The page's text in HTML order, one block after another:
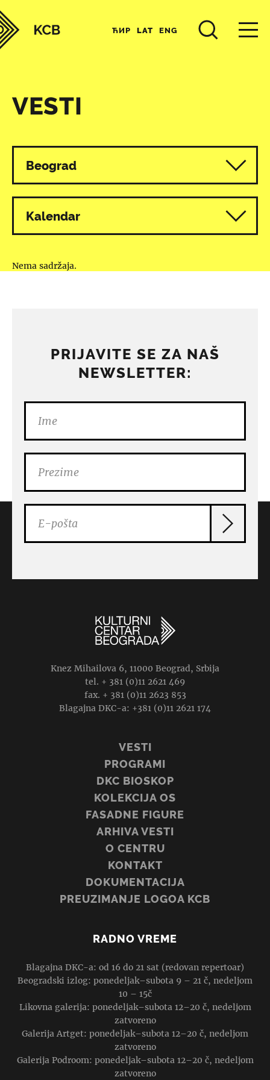
ЋИР LAT ENG
VESTI
Svi programi
Beograd
Kalendar
Nema sadržaja.
PRIJAVITE SE ZA NAŠ
NEWSLETTER:
Knez Mihailova 6, 11000 Beograd, Srbija
tel. + 381 (0)11 2621 469
fax. + 381 (0)11 2623 853
Blagajna DKC-a: +381 (0)11 2621 174
VESTI
PROGRAMI
DKC BIOSKOP
KOLEKCIJA OS
FASADNE FIGURE
ARHIVA VESTI
O CENTRU
KONTAKT
DOKUMENTACIJA
PREUZIMANJE LOGOA KCB
RADNO VREME
Blagajna DKC-a: od 16 do 21 sat (redovan repertoar)
Beogradski izlog: ponedeljak–subota 9 – 21 č, nedeljom
10 – 15č
Likovna galerija: ponedeljak–subota 12–20 č, nedeljom
zatvoreno
Galerija Artget: ponedeljak–subota 12–20 č, nedeljom
zatvoreno
Galerija Podroom: ponedeljak–subota 12–20 č, nedeljom
zatvoreno